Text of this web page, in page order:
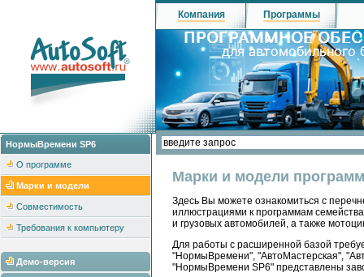
НормыВремени SP6
О программе
Марки и модели
Совместимость
Требования к компьютеру
Демо-версия
Компания Программы
Марки и модели
Здесь Вы можете ознакомиться с
иллюстрациями к программам
и грузовых автомобилей, а также
Для работы с расширенной базой
"НормыВремени", "АвтоМастерская",
"НормыВремени SP6" представлены